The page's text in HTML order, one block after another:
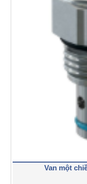
Van một